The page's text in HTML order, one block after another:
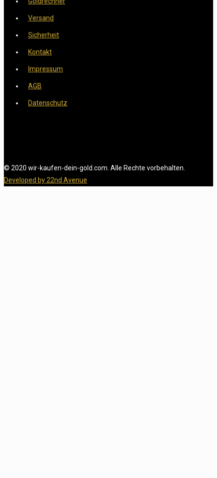
Versand
Sicherheit
Kontakt
Impressum
AGB
Datenschutz
© 2020 wir-kaufen-dein-gold.com. Alle Rechte vorbehalten.
Developed by 22nd Avenue